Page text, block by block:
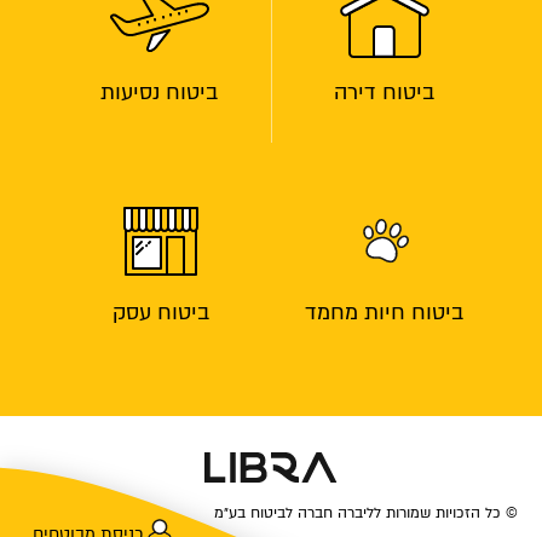
ביטוח דירה ביטוח נסיעות
ביטוח חיות מחמד ביטוח עסק
© כל הזכויות שמורות לליברה חברה לביטוח בע״מ